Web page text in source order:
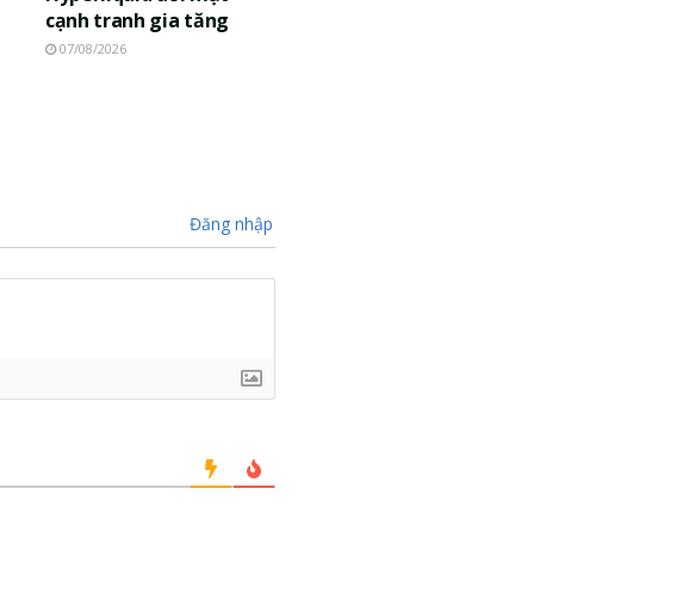
cạnh tranh gia tăng
07/08/2026
Đăng nhập